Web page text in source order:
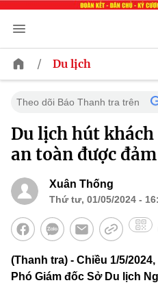
/ Du lịch
Theo dõi Báo Thanh tra trên
Du lịch hút
an toàn được
Xuân Thống
Thứ tư, 01/05/2024 -
(Thanh tra) - Chiều 1/5/
Phó Giám đốc Sở Du lịch